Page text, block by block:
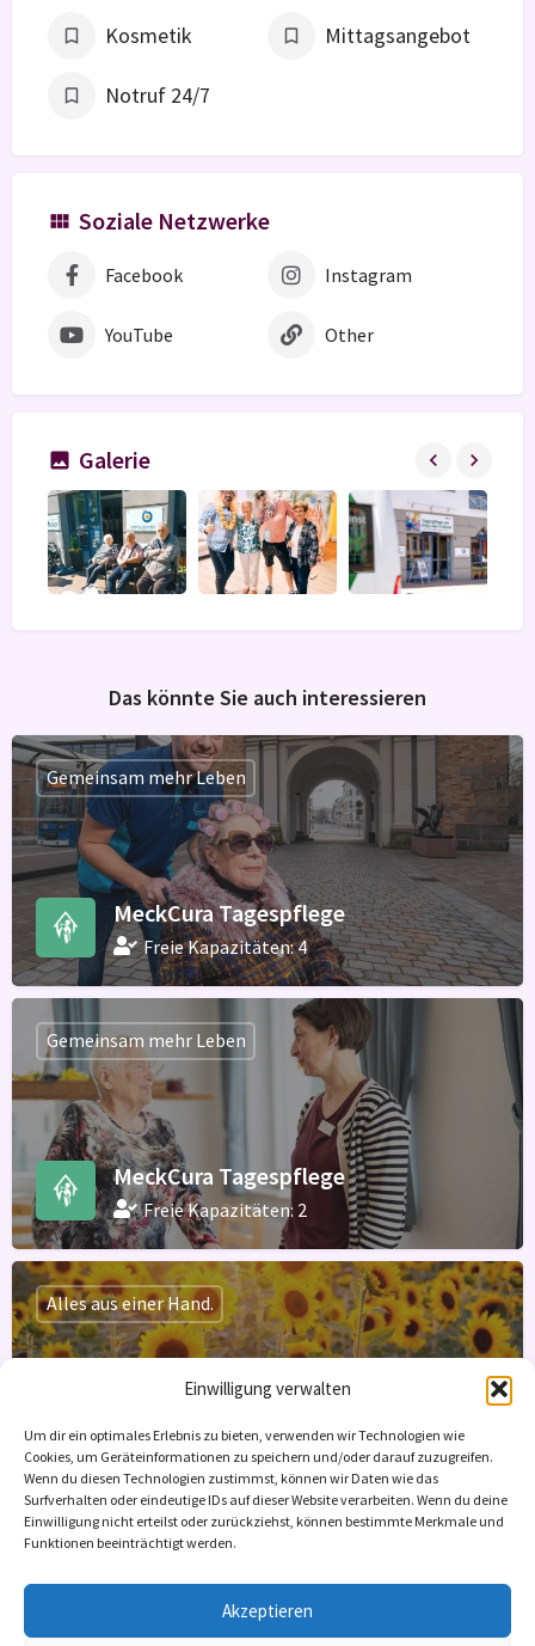
Einwilligung verwalten
Um dir ein optimales Erlebnis zu bieten, verwenden wir Technologien wie
Cookies, um Geräteinformationen zu speichern und/oder darauf zuzugreifen.
Wenn du diesen Technologien zustimmst, können wir Daten wie das
Surfverhalten oder eindeutige IDs auf dieser Website verarbeiten. Wenn du deine
Einwilligung nicht erteilst oder zurückziehst, können bestimmte Merkmale und
Funktionen beeinträchtigt werden.
Akzeptieren
Kosmetik Mittagsangebot
Notruf 24/7
Soziale Netzwerke
Facebook Instagram
YouTube Other
Galerie
Das könnte Sie auch interessieren
MeckCura Tagespflege
Freie Kapazitäten: 4
Gemeinsam mehr Leben
MeckCura Tagespflege
Freie Kapazitäten: 2
Gemeinsam mehr Leben
Ambulanter Pflegedienst Martina
Baltz GmbH - Tagespflege Zinnowitz
Freie Kapazitäten: 2
Alles aus einer Hand.
Demenz